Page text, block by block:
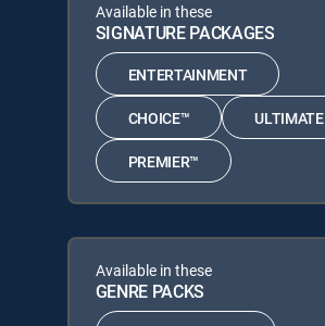
Available in these
SIGNATURE PACKAGES
ENTERTAINMENT
CHOICE™ ULTIMATE
PREMIER™
Available in these
GENRE PACKS